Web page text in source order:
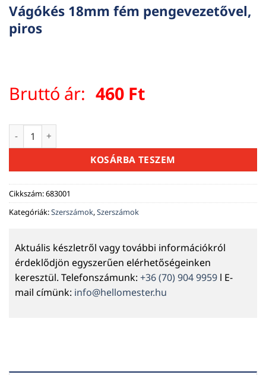
Vágókés 18mm fém pengevezetővel,
piros
Bruttó ár: 460 Ft
Vágókés 18mm fém pengevezetővel, piros mennyiség
KOSÁRBA TESZEM
Cikkszám:683001
Kategóriák:Szerszámok,Szerszámok
Aktuális készletről vagy további információkról
érdeklődjön egyszerűen elérhetőségeinken
keresztül. Telefonszámunk: +36 (70) 904 9959 l E-
mail címünk: info@hellomester.hu